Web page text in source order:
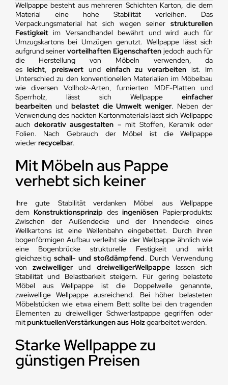
Wellpappe besteht aus mehreren Schichten Karton, die dem
Material eine hohe Stabilität verleihen. Das
Verpackungsmaterial hat sich wegen seinerstrukturellen
Festigkeitim Versandhandel bewährt und wird auch für
Umzugskartons bei Umzügen genutzt. Wellpappe lässt sich
aufgrund seinervorteilhaften Eigenschaften jedoch auch für
die Herstellung von Möbeln verwenden, da
esleicht,preiswert und einfach zu verarbeitenist. Im
Unterschied zu den konventionellen Materialien im Möbelbau
wie diversen Vollholz-Arten, furnierten MDF-Platten und
Sperrholz, lässt sich Wellpappeeinfacher
bearbeitenund belastet die Umwelt weniger. Neben der
Verwendung des nackten Kartonmaterials lässt sich Wellpappe
auch dekorativ ausgestalten – mit Stoffen, Keramik oder
Folien. Nach Gebrauch der Möbel ist die Wellpappe
wiederrecycelbar.
Mit Möbeln aus Pappe
verhebt sich keiner
Ihre gute Stabilität verdanken Möbel aus Wellpappe
dem Konstruktionsprinzipdesingeniösen Papierprodukts:
Zwischen der Außendecke und der Innendecke eines
Wellkartons ist eine Wellenbahn eingebettet. Durch ihren
bogenförmigen Aufbau verleiht sie der Wellpappe ähnlich wie
eine Bogenbrücke strukturelle Festigkeit und wirkt
gleichzeitig schall- und stoßdämpfend. Durch Verwendung
von zweiwelligerund dreiwelligerWellpappelassen sich
Stabilität und Belastbarkeit steigern. Für gering belastete
Möbel aus Wellpappe ist die Doppelwelle genannte,
zweiwellige Wellpappe ausreichend. Bei höher belasteten
Möbelstücken wie etwa einem Bett sollte bei den tragenden
Elementen zu dreiwelliger Schwerlastpappe gegriffen oder
mitpunktuellenVerstärkungen aus Holzgearbeitet werden.
Starke Wellpappe zu
günstigen Preisen